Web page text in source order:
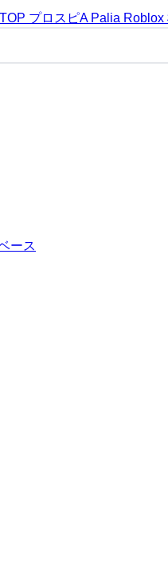
TOP プロスピA Palia Roblox
ース